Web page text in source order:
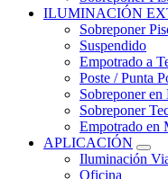
ILUMINACIÓN
Sobreponer
Suspendido
Empotrado a
Poste / Punta
Sobreponer
Sobreponer
Empotrado en
APLICACIÓN
Iluminación
Oficina